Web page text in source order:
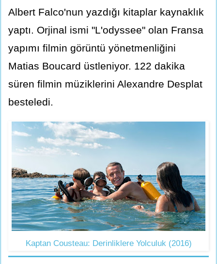
Albert Falco'nun yazdığı kitaplar kaynaklık
yaptı. Orjinal ismi "L'odyssee" olan Fransa
yapımı filmin görüntü yönetmenliğini
Matias Boucard üstleniyor. 122 dakika
süren filmin müziklerini Alexandre Desplat
besteledi.
Kaptan Cousteau: Derinliklere Yolculuk (2016)